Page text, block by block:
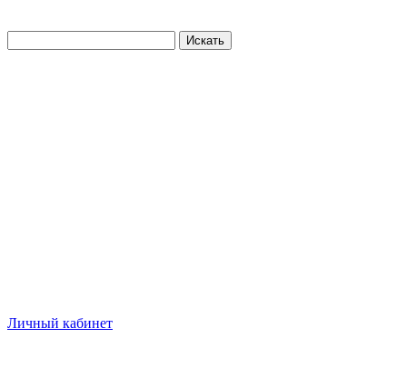
Искать
Личный кабинет